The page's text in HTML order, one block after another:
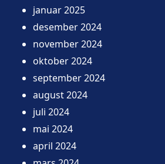
januar 2025
desember 2024
november 2024
oktober 2024
september 2024
august 2024
juli 2024
mai 2024
april 2024